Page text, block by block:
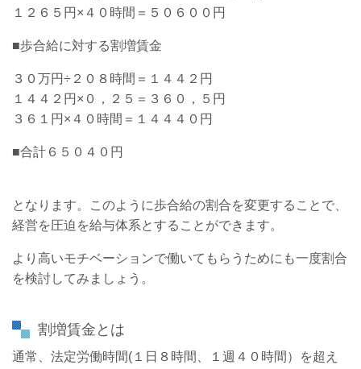
１２６５円×４０時間＝５０６００円
■歩合給に対する割増賃金
３０万円÷２０８時間＝１４４２円
１４４２円×０，２５＝３６０，５円
３６１円×４０時間＝１４４４０円
■合計６５０４０円
となります。このように歩合給の割合を変更することで、
経営を圧迫を給与体系とすることができます。
より高いモチベーションで働いてもらうためにも一度割合
を検討してみましょう。
割増賃金とは
通常、法定労働時間(１日８時間、１週４０時間）を超え